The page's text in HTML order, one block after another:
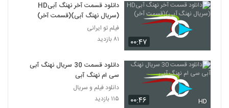
۰۰:۴۷
دانلود قسمت آخر نهنگ آبیHD
(سریال نهنگ آبی)(قسمت آخر)
فیلم تو ایرانی
۸۱ بازدید
۰۰:۴۶ HD
دانلود قسمت 30 سریال نهنگ آبی
سی ام نهنگ آبی
دانلود فیلم و سریال
۱۱۵ بازدید